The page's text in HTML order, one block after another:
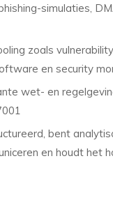
simulaties,
zoals
en security
wet- en
bent
en houdt het